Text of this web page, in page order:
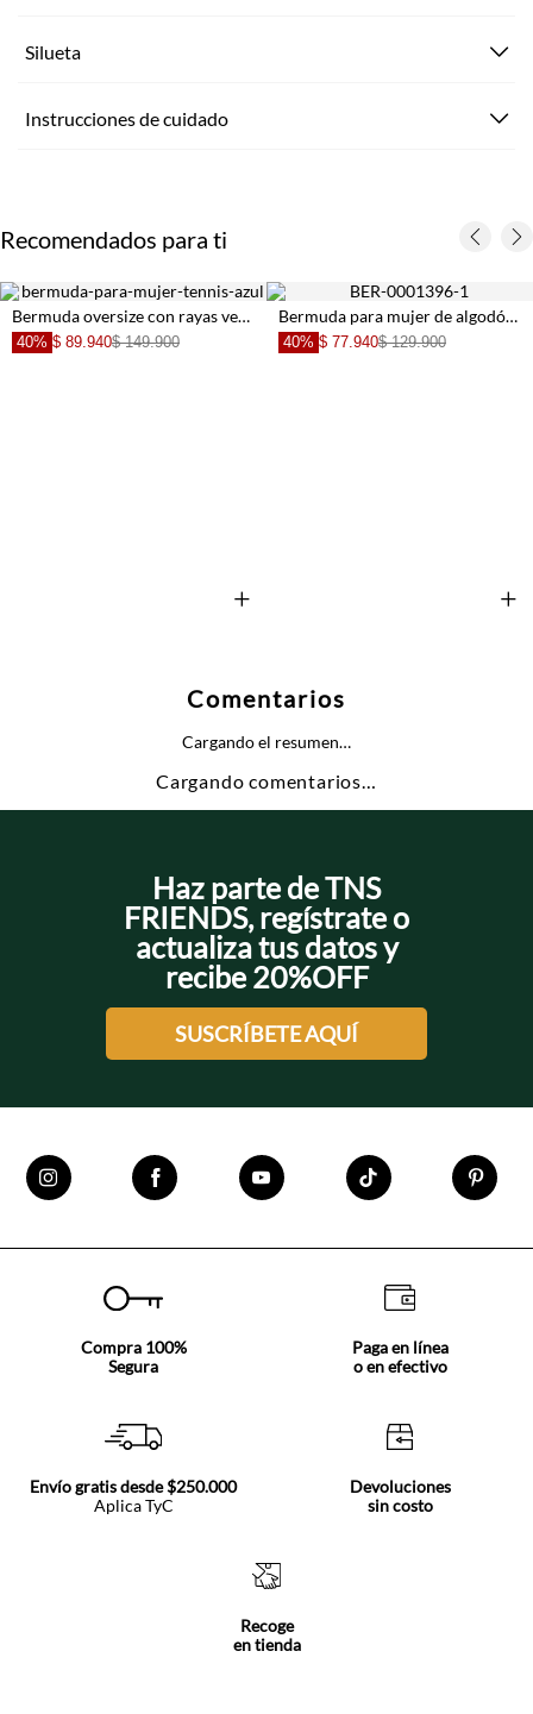
Silueta
Instrucciones de cuidado
Recomendados para ti
+
Bermuda oversize con rayas verticales en azul para mujer
40% $ 89.940$ 149.900
+
Bermuda para mujer de algodón blanco fit relajado con abertura lateral
40% $ 77.940$ 129.900
Comentarios
Cargando el resumen…
Cargando comentarios…
Haz parte de TNS
FRIENDS, regístrate o
actualiza tus datos y
recibe 20%OFF
SUSCRÍBETE AQUÍ
Compra 100%
Segura
Paga en línea
o en efectivo
Envío gratis desde $250.000
Aplica TyC
Devoluciones
sin costo
Recoge
en tienda